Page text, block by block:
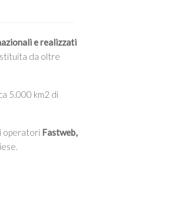
e realizzati
da oltre
5.000 km2 di
operatori Fastweb,